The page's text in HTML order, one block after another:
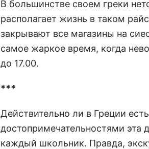
В большинстве своем греки
располагает жизнь в таком
закрывают все магазины на
самое жаркое время, когда
до 17.00.
***
Действительно ли в Греции
достопримечательностями эта
каждый школьник. Правда,